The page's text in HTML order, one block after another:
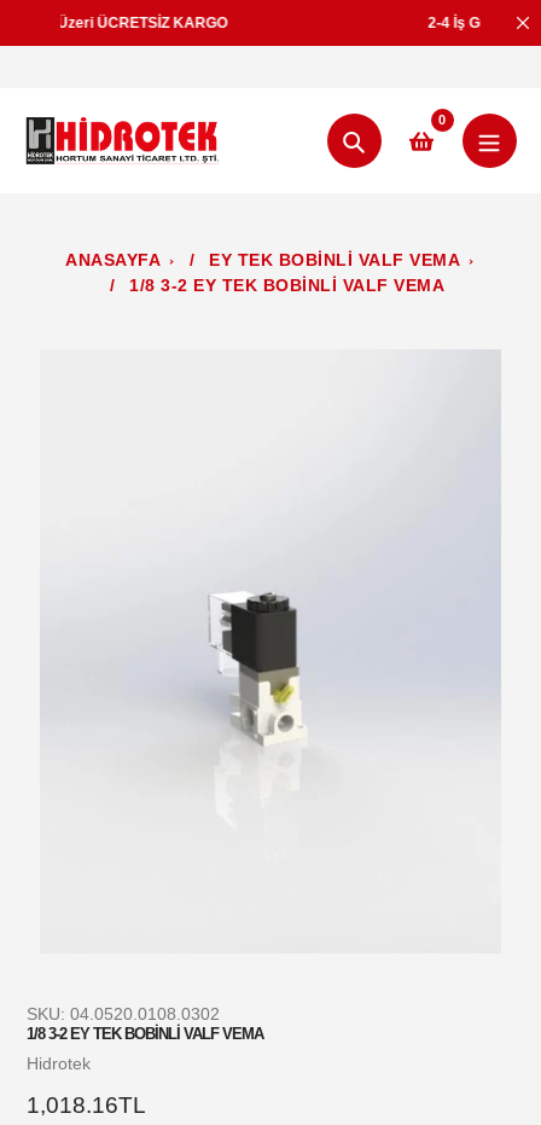
geç
2-4 İş Günü İçerisinde Teslimat
Aramak
0
ANASAYFA /
EY TEK BOBİNLİ VALF VEMA
/
1/8 3-2 EY TEK BOBİNLİ VALF VEMA
SKU: 04.0520.0108.0302
1/8 3-2 EY TEK BOBİNLİ VALF VEMA
Satıcı
Hidrotek
Normal
1,018.16TL